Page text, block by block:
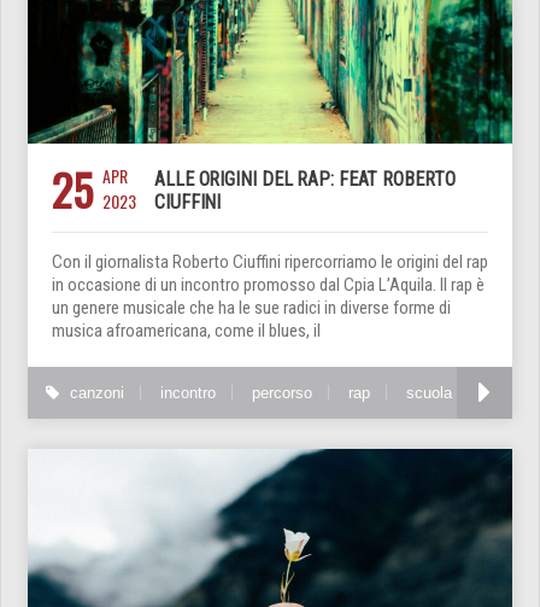
25 APR
2023
ALLE ORIGINI DEL RAP: FEAT ROBERTO
CIUFFINI
Con il giornalista Roberto Ciuffini ripercorriamo le origini del rap
in occasione di un incontro promosso dal Cpia L’Aquila. Il rap è
un genere musicale che ha le sue radici in diverse forme di
musica afroamericana, come il blues, il
canzoni incontro percorso rap scuola